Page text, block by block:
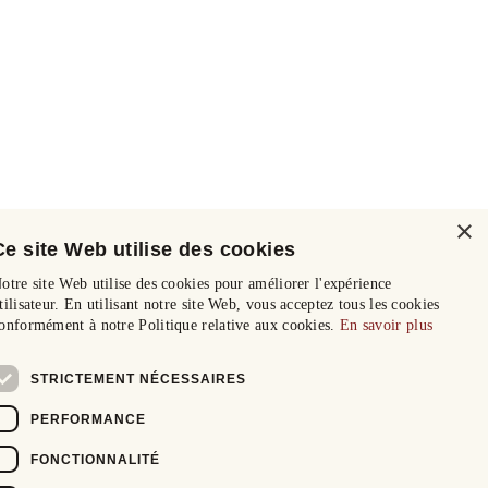
×
site Web utilise des cookies
site Web utilise des cookies pour améliorer l'expérience
En utilisant notre site Web, vous acceptez tous les cookies
à notre Politique relative aux cookies. En savoir plus
STRICTEMENT NÉCESSAIRES
PERFORMANCE
FONCTIONNALITÉ